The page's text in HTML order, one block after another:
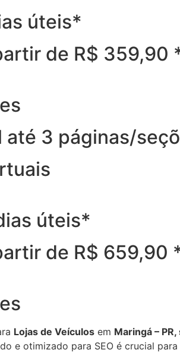
úteis*
de R$ 359,90
3 páginas/
úteis*
de R$ 659,90
Lojas de Veículos em Maringá –
e otimizado para SEO é crucial